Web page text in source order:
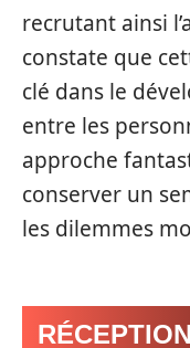
recrutant ainsi
constate que
clé dans le
entre les
approche
conserver un
les dilemmes